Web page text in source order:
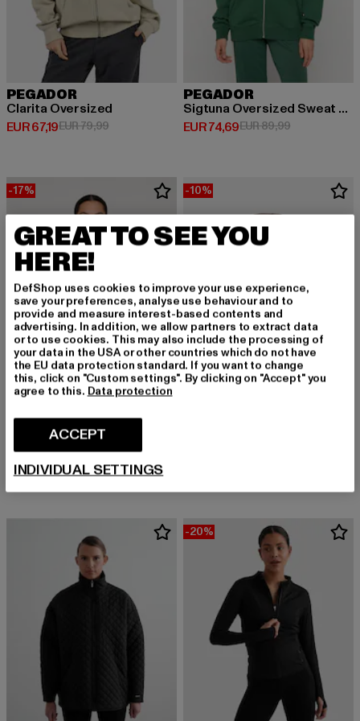
PEGADOR
Clarita Oversized
EUR 67,19
Derzeitiger Preis: EUR 67,19
EUR 79,99Aktionspreis: EUR 79,99
PEGADOR
Sigtuna Oversized Sweat Jacket
EUR 74,69
Derzeitiger Preis: EUR 74,69
EUR 89,99Aktionspreis:
-17%
PEGADOR
Altea Oversized
EUR 74,69
Derzeitiger Preis: EUR 74,69
EUR 89,99Aktionspreis: EUR 89,99
-10%
-20%
GREAT TO SEE YOU
HERE!
DefShop uses cookies to improve your use experience,
save your preferences, analyse use behaviour and to
provide and measure interest-based contents and
advertising. In addition, we allow partners to extract data
or to use cookies. This may also include the processing of
your data in the USA or other countries which do not have
the EU data protection standard. If you want to change
this, click on "Custom settings". By clicking on "Accept" you
agree to this. Data protection
ACCEPT
INDIVIDUAL SETTINGS